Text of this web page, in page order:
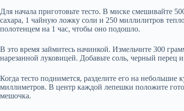
Для начала приготовьте тесто. В миске смешивайте
сахара, 1 чайную ложку соли и 250 миллилитров
полотенцем на 1 час, чтобы оно подошло.
В это время займитесь начинкой. Измельчите 300
нарезанной луковицей. Добавьте соль, черный
Когда тесто поднимется, разделите его на
миллиметров. В центр каждой лепешки положите
мешочка.